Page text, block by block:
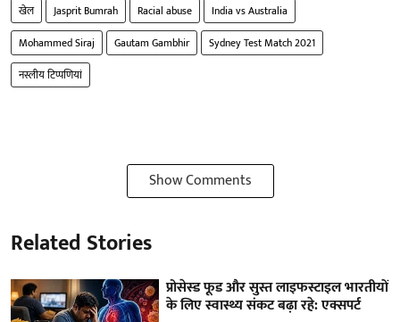
खेल Jasprit Bumrah Racial abuse
India vs Australia
Mohammed Siraj
Gautam Gambhir
Sydney Test Match 2021
नस्लीय टिप्पणियां
Show Comments
Related Stories
प्रोसेस्ड फूड और सुस्त लाइफस्टाइल भारतीयों
के लिए स्वास्थ्य संकट बढ़ा रहे: एक्सपर्ट